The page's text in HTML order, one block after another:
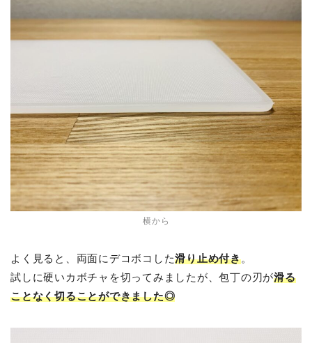
横から
よく見ると、両面にデコボコした滑り止め付き。
試しに硬いカボチャを切ってみましたが、包丁の刃が滑る
ことなく切ることができました◎